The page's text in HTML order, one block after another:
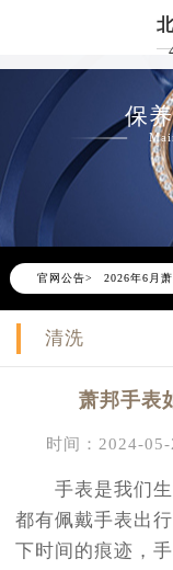
保
官网公告> 2026年6月
2026年6月
节假日正常
清洗
萧邦手表
时间：2024-05-
手表是我们生
都有佩戴手表出
下时间的痕迹，